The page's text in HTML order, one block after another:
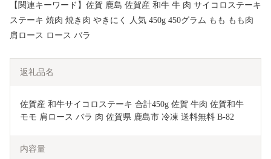
【関連キーワード】佐賀 鹿島 佐賀産 和牛 牛 肉 サイコロステーキ
ステーキ 焼肉 焼き肉 やきにく 人気 450g 450グラム もも もも肉
肩ロース ロース バラ
返礼品名
佐賀産 和牛サイコロステーキ 合計450g 佐賀 牛肉 佐賀和牛
モモ 肩ロース バラ 肉 佐賀県 鹿島市 冷凍 送料無料 B-82
内容量